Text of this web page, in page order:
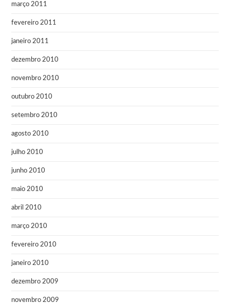
março 2011
fevereiro 2011
janeiro 2011
dezembro 2010
novembro 2010
outubro 2010
setembro 2010
agosto 2010
julho 2010
junho 2010
maio 2010
abril 2010
março 2010
fevereiro 2010
janeiro 2010
dezembro 2009
novembro 2009